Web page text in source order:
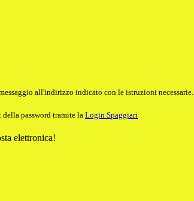
all'indirizzo indicato con le istruzioni necessarie.
della password tramite la Login Spaggiari
elettronica!